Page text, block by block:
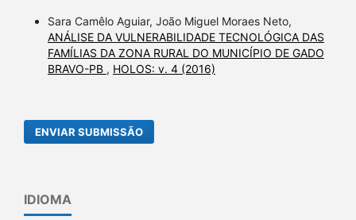
Sara Camêlo Aguiar, João Miguel Moraes Neto,
ANÁLISE DA VULNERABILIDADE TECNOLÓGICA DAS
FAMÍLIAS DA ZONA RURAL DO MUNICÍPIO DE GADO
BRAVO-PB , HOLOS: v. 4 (2016)
ENVIAR SUBMISSÃO
IDIOMA